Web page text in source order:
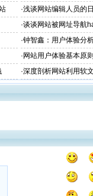
·浅谈网站编辑人员的
·谈谈网站被网址导航
·钟智鑫：用户体验分
· 网站用户体验基本原
·深度剖析网站利用软